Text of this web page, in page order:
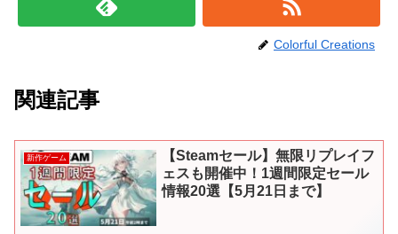
Colorful Creations
関連記事
新作ゲーム
【Steamセール】無限リプレイフ
ェスも開催中！1週間限定セール
情報20選【5月21日まで】